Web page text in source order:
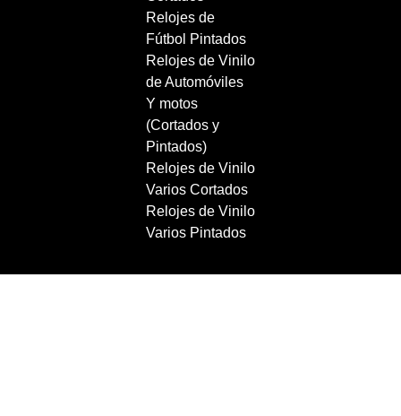
Relojes de
Fútbol Pintados
Relojes de Vinilo
de Automóviles
Y motos
(Cortados y
Pintados)
Relojes de Vinilo
Varios Cortados
Relojes de Vinilo
Varios Pintados